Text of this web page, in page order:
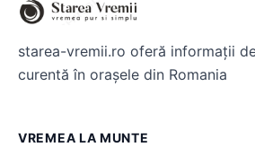
starea-vremii.ro oferă informații
curentă în orașele din Romania
VREMEA LA MUNTE